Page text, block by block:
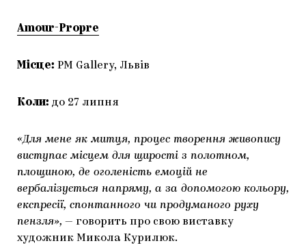
Amour-Propre
Місце: PM Gallery, Львів
Коли: до 27 липня
«Для мене як митця, процес творення живопису
виступає місцем для щирості з полотном,
площиною, де оголеність емоцій не
вербалізується напряму, а за допомогою кольору,
експресії, спонтанного чи продуманого руху
пензля», — говорить про свою виставку
художник Микола Курилюк.